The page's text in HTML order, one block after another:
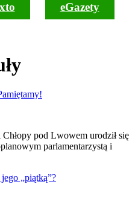
eGazety
pod Lwowem urodził się
parlamentarzystą i
„piątką”?